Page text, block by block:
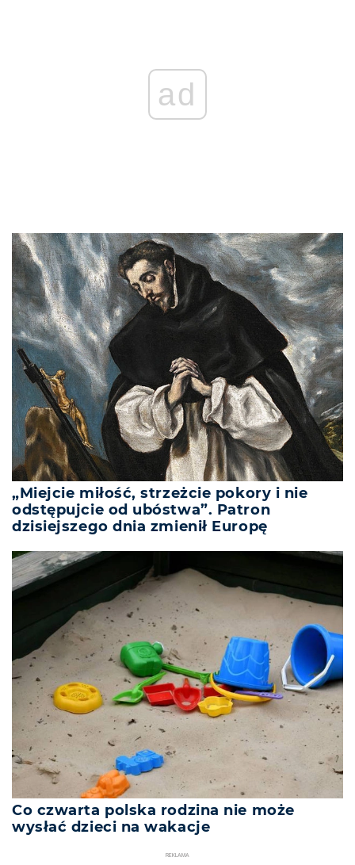
ad
„Miejcie miłość, strzeżcie pokory i nie
odstępujcie od ubóstwa”. Patron
dzisiejszego dnia zmienił Europę
Co czwarta polska rodzina nie może
wysłać dzieci na wakacje
REKLAMA